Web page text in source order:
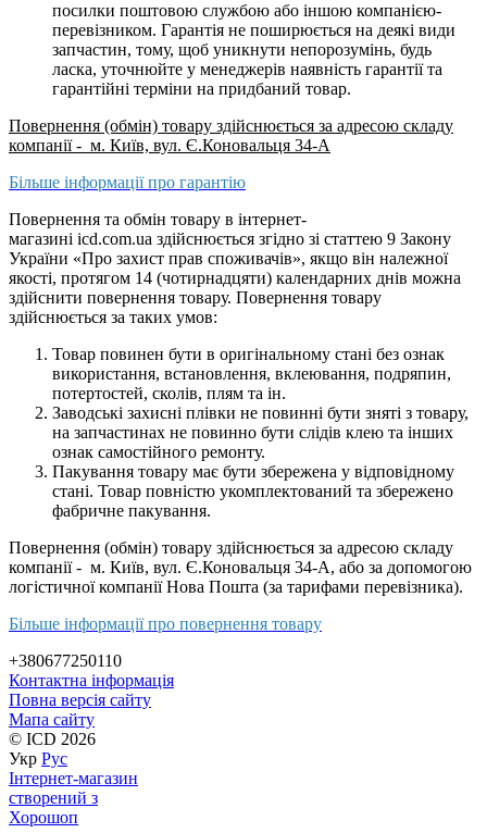
посилки поштовою службою або іншою компанією-
перевізником. Гарантія не поширюється на деякі види
запчастин, тому, щоб уникнути непорозумінь, будь
ласка, уточнюйте у менеджерів наявність гарантії та
гарантійні терміни на придбаний товар.
Повернення (обмін) товару здійснюється за адресою складу
компанії - м. Київ, вул. Є.Коновальця 34-А
Більше інформації про гарантію
Повернення та обмін товару в інтернет-
магазині icd.com.ua здійснюється згідно зі статтею 9 Закону
України «Про захист прав споживачів», якщо він належної
якості, протягом 14 (чотирнадцяти) календарних днів можна
здійснити повернення товару. Повернення товару
здійснюється за таких умов:
Товар повинен бути в оригінальному стані без ознак
використання, встановлення, вклеювання, подряпин,
потертостей, сколів, плям та ін.
Заводські захисні плівки не повинні бути зняті з товару,
на запчастинах не повинно бути слідів клею та інших
ознак самостійного ремонту.
Пакування товару має бути збережена у відповідному
стані. Товар повністю укомплектований та збережено
фабричне пакування.
Повернення (обмін) товару здійснюється за адресою складу
компанії - м. Київ, вул. Є.Коновальця 34-А, або за допомогою
логістичної компанії Нова Пошта (за тарифами перевізника).
Більше інформації про повернення товару
+380677250110
Контактна інформація
Повна версія сайту
Мапа сайту
© ICD 2026
Укр Рус
Інтернет-магазин
створений з
Хорошоп